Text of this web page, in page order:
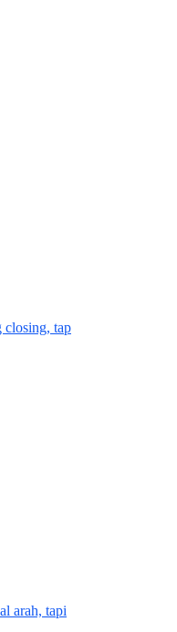
closing, tap
arah, tapi